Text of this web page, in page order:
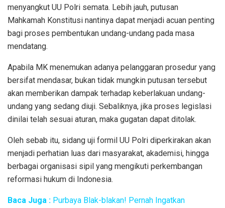
menyangkut UU Polri semata. Lebih jauh, putusan
Mahkamah Konstitusi nantinya dapat menjadi acuan penting
bagi proses pembentukan undang-undang pada masa
mendatang.
Apabila MK menemukan adanya pelanggaran prosedur yang
bersifat mendasar, bukan tidak mungkin putusan tersebut
akan memberikan dampak terhadap keberlakuan undang-
undang yang sedang diuji. Sebaliknya, jika proses legislasi
dinilai telah sesuai aturan, maka gugatan dapat ditolak.
Oleh sebab itu, sidang uji formil UU Polri diperkirakan akan
menjadi perhatian luas dari masyarakat, akademisi, hingga
berbagai organisasi sipil yang mengikuti perkembangan
reformasi hukum di Indonesia.
Baca Juga : Purbaya Blak-blakan! Pernah Ingatkan